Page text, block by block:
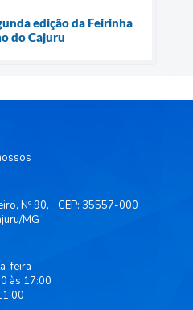
edição da Feirinha
do Cajuru
Nº 90,
MG
CEP: 35557-000
feira
às 17:00
-